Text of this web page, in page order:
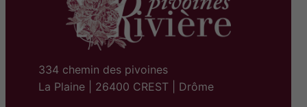
334 chemin des pivoines
La Plaine | 26400 CREST | Drôme